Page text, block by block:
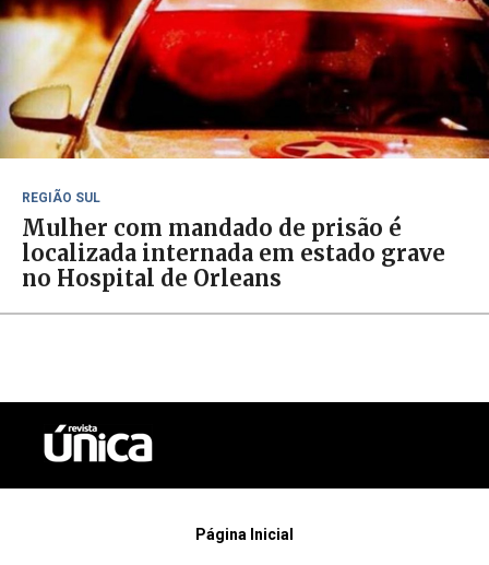
REGIÃO SUL
Mulher com mandado de prisão é
localizada internada em estado grave
no Hospital de Orleans
Página Inicial